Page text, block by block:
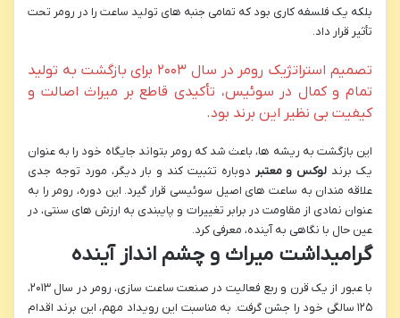
بلکه یک فلسفه کاری بود که تمامی جنبه های تولید ساعت را در رومر تحت
تأثیر قرار داد.
تصمیم استراتژیک رومر در سال ۲۰۰۳ برای بازگشت به تولید
تمام و کمال در سوئیس، تأکیدی قاطع بر میراث اصالت و
کیفیت بی نظیر این برند بود.
این بازگشت به ریشه ها، باعث شد که رومر بتواند جایگاه خود را به عنوان
یک برند لوکس و معتبر دوباره تثبیت کند و بار دیگر، مورد توجه جدی
علاقه مندان به ساعت های اصیل سوئیسی قرار گیرد. این دوره، رومر را به
عنوان نمادی از مقاومت در برابر تغییرات و پایبندی به ارزش های سنتی، در
عین حال با نگاهی به آینده، معرفی کرد.
گرامیداشت میراث و چشم انداز آینده
با عبور از یک قرن و ربع فعالیت در صنعت ساعت سازی، رومر در سال ۲۰۱۳،
۱۲۵ سالگی خود را جشن گرفت. به مناسبت این رویداد مهم، این برند اقدام